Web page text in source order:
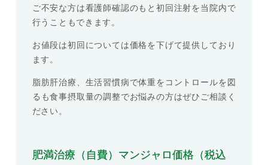
ご不安な方は看護師確認のもと初回注射を当院内で
行うこともできます。
お値段は初回については価格を下げて提供しており
ます。
脂肪肝治療、生活習慣病で体重をコントロールを図
るも食事摂取量の調整でお悩みの方はぜひご相談く
ださい。
肥満治療（自費）マンジャロ価格（税込